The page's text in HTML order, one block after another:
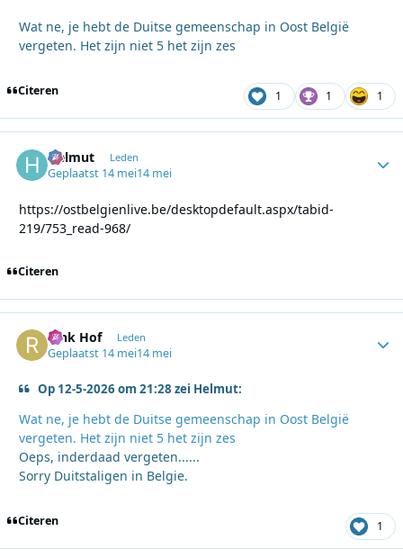
Wat ne, je hebt de Duitse gemeenschap in Oost België
vergeten. Het zijn niet 5 het zijn zes
Citeren 1 1 1
Helmut Leden
Geplaatst 14 mei14 mei
https://ostbelgienlive.be/desktopdefault.aspx/tabid-
219/753_read-968/
Citeren
Rink Hof Leden
Geplaatst 14 mei14 mei
Op 12-5-2026 om 21:28 zei Helmut:
Wat ne, je hebt de Duitse gemeenschap in Oost België
vergeten. Het zijn niet 5 het zijn zes
Oeps, inderdaad vergeten......
Sorry Duitstaligen in Belgie.
Citeren 1